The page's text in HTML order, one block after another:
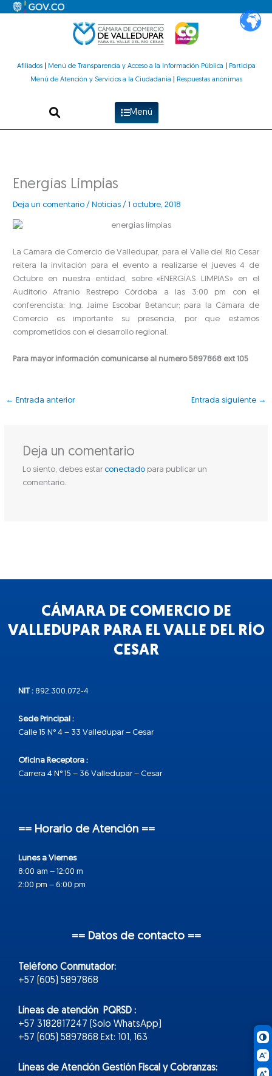
Afiliados| Menú de Transparencia y Acceso a la Información Pública
Participa
Menú de Atención y Servicios a la Ciudadanía
Respuestas anónimas
Menú
Energías Limpias
Deja un comentario / Noticias /1 octubre, 2018
La Cámara de Comercio de Valledupar, para el Valle del Río Cesar
reitera la invitación para el evento a realizarse el jueves 4 de
Octubre en nuestra entidad, sobre «ENERGÍAS LIMPIAS» en el
Auditorio Afranio Restrepo Córdoba a las 3:00 pm con el
conferencista: Ing. Jaime Escobar Betancur; para la Cámara de
Comercio es importante su presencia, por que estamos
comprometidos con el desarrollo regional.
Para mayor información comunicarse al numero 5897868 ext 105
← Entrada anterior Entrada siguiente →
Deja un comentario
Lo siento, debes estar conectadopara publicar un
comentario.
CÁMARA DE COMERCIO DE
VALLEDUPAR PARA EL VALLE DEL RÍO
CESAR
NIT : 892.300.072-4
Sede Principal :
Calle 15 N° 4 – 33 Valledupar – Cesar
Oficina Receptora :
Carrera 4 N° 15 – 36 Valledupar – Cesar
== Horario de Atención ==
Lunes a Viernes
8:00 am – 12:00 m
2:00 pm – 6:00 pm
== Datos de contacto ==
Teléfono Conmutador:
+57 (605) 5897868
Líneas de atención PQRSD :
+57 3182817247 (Solo WhatsApp)
+57 (605) 5897868 Ext: 101, 163
Líneas de Atención Gestión Fiscal y Cobranzas: